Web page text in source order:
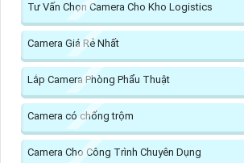
Tư Vấn Chọn Camera Cho Kho Logistics
Camera Giá Rẻ Nhất
Lắp Camera Phòng Phẩu Thuật
Camera có chống trộm
Camera Cho Công Trình Chuyên Dụng